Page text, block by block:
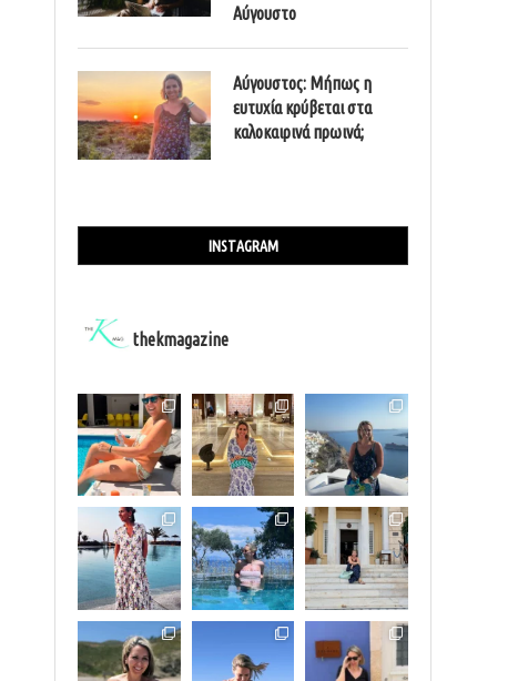
Αύγουστο
Αύγουστος: Μήπως η
ευτυχία κρύβεται στα
καλοκαιρινά πρωινά;
INSTAGRAM
thekmagazine